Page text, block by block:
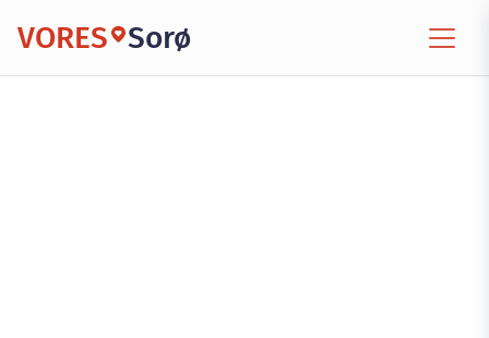
VORES Sorø